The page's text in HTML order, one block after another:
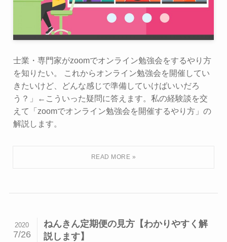
士業・専門家がzoomでオンライン勉強会をするやり方
を知りたい。 これからオンライン勉強会を開催してい
きたいけど、どんな感じで準備していけばいいだろ
う？」←こういった疑問に答えます。私の経験談を交
えて「zoomでオンライン勉強会を開催するやり方」の
解説します。
ねんきん定期便の見方【わかりやすく解
説します】
2020
7/26